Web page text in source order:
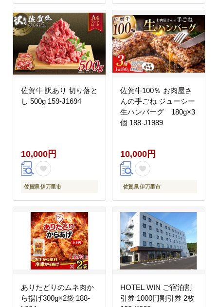
佐賀牛 訳あり 切り落と
し 500g 159-J1694
10,000円
佐賀県 伊万里市
佐賀牛100％ お肉屋さ
んの手ごね ジューシー
生ハンバーグ 180g×3
個 188-J1989
10,000円
佐賀県 伊万里市
ありたどりのムネ肉か
ら揚げ300g×2袋 188-
HOTEL WIN ご宿泊割
引券 1000円割引券 2枚